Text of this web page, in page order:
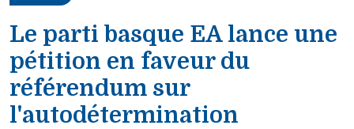
Le parti basque EA lance une
pétition en faveur du
référendum sur
l'autodétermination